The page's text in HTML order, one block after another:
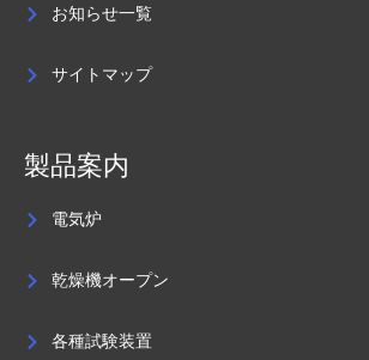
お知らせ一覧
サイトマップ
製品案内
電気炉
乾燥機オープン
各種試験装置